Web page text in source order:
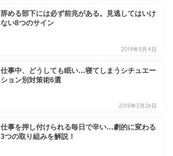
辞める部下には必ず前兆がある。見逃してはいけ
ない8つのサイン
2018年8月4日
仕事中、どうしても眠い…寝てしまうシチュエー
ション別対策術6選
2018年2月26日
仕事を押し付けられる毎日で辛い…劇的に変わる
3つの取り組みを解説！